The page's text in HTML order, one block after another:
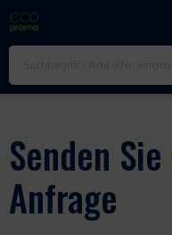
Senden
Anfrage